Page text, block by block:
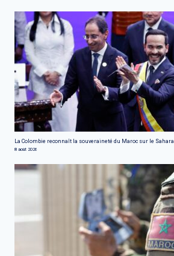
La Colombie reconnaît la souveraineté du Maroc sur le Sahara
8 août 2026